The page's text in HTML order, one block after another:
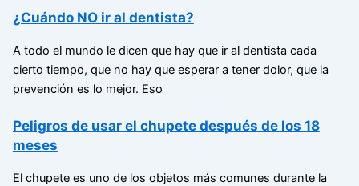
¿Cuándo NO ir al dentista?
A todo el mundo le dicen que hay que ir al dentista cada
cierto tiempo, que no hay que esperar a tener dolor, que la
prevención es lo mejor. Eso
Peligros de usar el chupete después de los 18
meses
El chupete es uno de los objetos más comunes durante la